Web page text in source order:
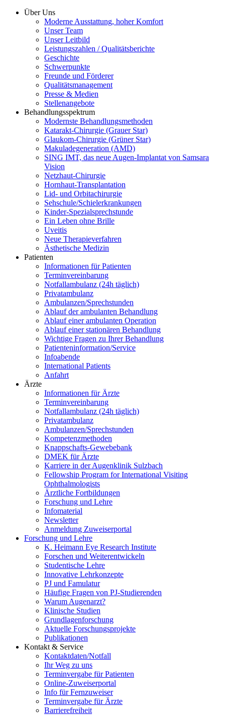
Über Uns
Moderne Ausstattung, hoher Komfort
Unser Team
Unser Leitbild
Leistungszahlen / Qualitätsberichte
Geschichte
Schwerpunkte
Freunde und Förderer
Qualitätsmanagement
Presse & Medien
Stellenangebote
Behandlungsspektrum
Modernste Behandlungsmethoden
Katarakt-Chirurgie (Grauer Star)
Glaukom-Chirurgie (Grüner Star)
Makuladegeneration (AMD)
SING IMT, das neue Augen-Implantat von Samsara
Vision
Netzhaut-Chirurgie
Hornhaut-Transplantation
Lid- und Orbitachirurgie
Sehschule/Schielerkrankungen
Kinder-Spezialsprechstunde
Ein Leben ohne Brille
Uveitis
Neue Therapieverfahren
Ästhetische Medizin
Patienten
Informationen für Patienten
Terminvereinbarung
Notfallambulanz (24h täglich)
Privatambulanz
Ambulanzen/Sprechstunden
Ablauf der ambulanten Behandlung
Ablauf einer ambulanten Operation
Ablauf einer stationären Behandlung
Wichtige Fragen zu Ihrer Behandlung
Patienteninformation/Service
Infoabende
International Patients
Anfahrt
Ärzte
Informationen für Ärzte
Terminvereinbarung
Notfallambulanz (24h täglich)
Privatambulanz
Ambulanzen/Sprechstunden
Kompetenzmethoden
Knappschafts-Gewebebank
DMEK für Ärzte
Karriere in der Augenklinik Sulzbach
Fellowship Program for International Visiting
Ophthalmologists
Ärztliche Fortbildungen
Forschung und Lehre
Infomaterial
Newsletter
Anmeldung Zuweiserportal
Forschung und Lehre
K. Heimann Eye Research Institute
Forschen und Weiterentwickeln
Studentische Lehre
Innovative Lehrkonzepte
PJ und Famulatur
Häufige Fragen von PJ-Studierenden
Warum Augenarzt?
Klinische Studien
Grundlagenforschung
Aktuelle Forschungsprojekte
Publikationen
Kontakt & Service
Kontaktdaten/Notfall
Ihr Weg zu uns
Terminvergabe für Patienten
Online-Zuweiserportal
Info für Fernzuweiser
Terminvergabe für Ärzte
Barrierefreiheit